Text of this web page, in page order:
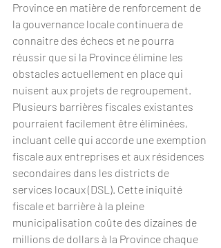
Province en matière de renforcement de
la gouvernance locale continuera de
connaitre des échecs et ne pourra
réussir que si la Province élimine les
obstacles actuellement en place qui
nuisent aux projets de regroupement.
Plusieurs barrières fiscales existantes
pourraient facilement être éliminées,
incluant celle qui accorde une exemption
fiscale aux entreprises et aux résidences
secondaires dans les districts de
services locaux (DSL). Cette iniquité
fiscale et barrière à la pleine
municipalisation coûte des dizaines de
millions de dollars à la Province chaque